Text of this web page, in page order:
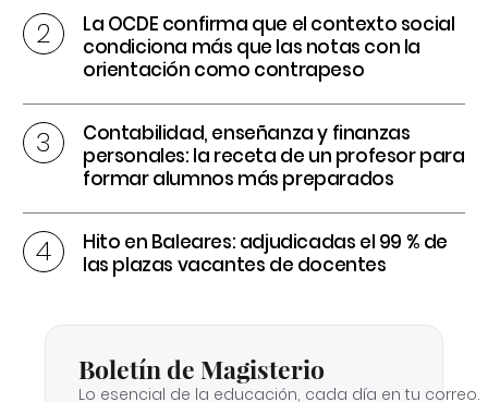
La OCDE confirma que el contexto social
condiciona más que las notas con la
orientación como contrapeso
Contabilidad, enseñanza y finanzas
personales: la receta de un profesor para
formar alumnos más preparados
Hito en Baleares: adjudicadas el 99 % de
las plazas vacantes de docentes
Boletín de Magisterio
Lo esencial de la educación, cada día en tu correo.